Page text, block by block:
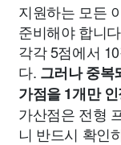
지원하는 모든
준비해야 합니
각각 5점에서
다. 그러나 중복
가점을 1개만
가산점은 전형
니 반드시 확인